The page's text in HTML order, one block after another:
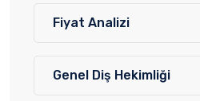
Fiyat Analizi
Genel Diş Hekimliği